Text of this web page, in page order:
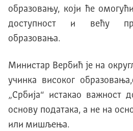
образовању, који ће
доступност и већу
образовања.
Министар Вербић је на
учинка високог
„Србија“ истакао важност
основу података, а не на
или мишљења.